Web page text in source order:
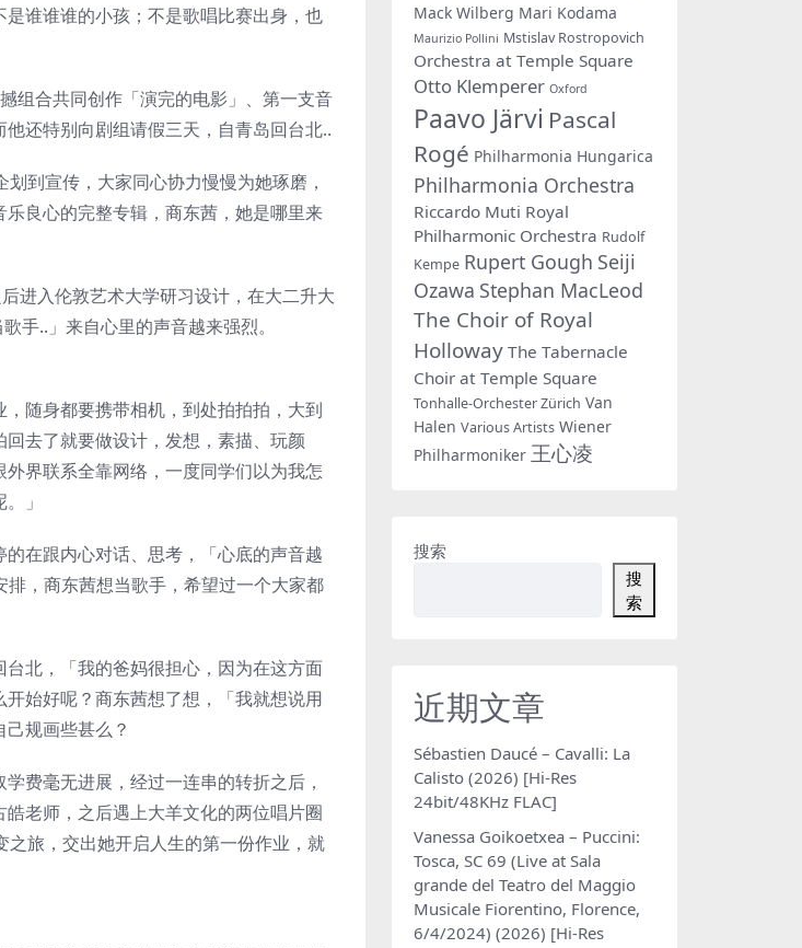
谁谁谁的小孩；不是歌唱比赛出身，也
组合共同创作「演完的电影」、第一支音
还特别向剧组请假三天，自青岛回台北..
到宣传，大家同心协力慢慢为她琢磨，
良心的完整专辑，商东茜，她是哪里来
进入伦敦艺术大学研习设计，在大二升大
手..」来自心里的声音越来强烈。
随身都要携带相机，到处拍拍拍，大到
去了就要做设计，发想，素描、玩颜
界联系全靠网络，一度同学们以为我怎
」
在跟内心对话、思考，「心底的声音越
，商东茜想当歌手，希望过一个大家都
北，「我的爸妈很担心，因为在这方面
始好呢？商东茜想了想，「我就想说用
规画些甚么？
费毫无进展，经过一连串的转折之后，
老师，之后遇上大羊文化的两位唱片圈
旅，交出她开启人生的第一份作业，就
Mack Wilberg Mari Kodama
Maurizio Pollini Mstislav Rostropovich
Orchestra at Temple Square
Otto Klemperer Oxford
Paavo Järvi Pascal
Rogé Philharmonia Hungarica
Philharmonia Orchestra
Riccardo Muti Royal
Philharmonic Orchestra Rudolf
Kempe Rupert Gough Seiji
Ozawa Stephan MacLeod
The Choir of Royal
Holloway The Tabernacle
Choir at Temple Square
Tonhalle-Orchester Zürich Van
Halen Various Artists Wiener
Philharmoniker 王心凌
搜索
搜
索
近期文章
Sébastien Daucé – Cavalli: La
Calisto (2026) [Hi-Res
24bit/48KHz FLAC]
Vanessa Goikoetxea – Puccini:
Tosca, SC 69 (Live at Sala
grande del Teatro del Maggio
Musicale Fiorentino, Florence,
6/4/2024) (2026) [Hi-Res